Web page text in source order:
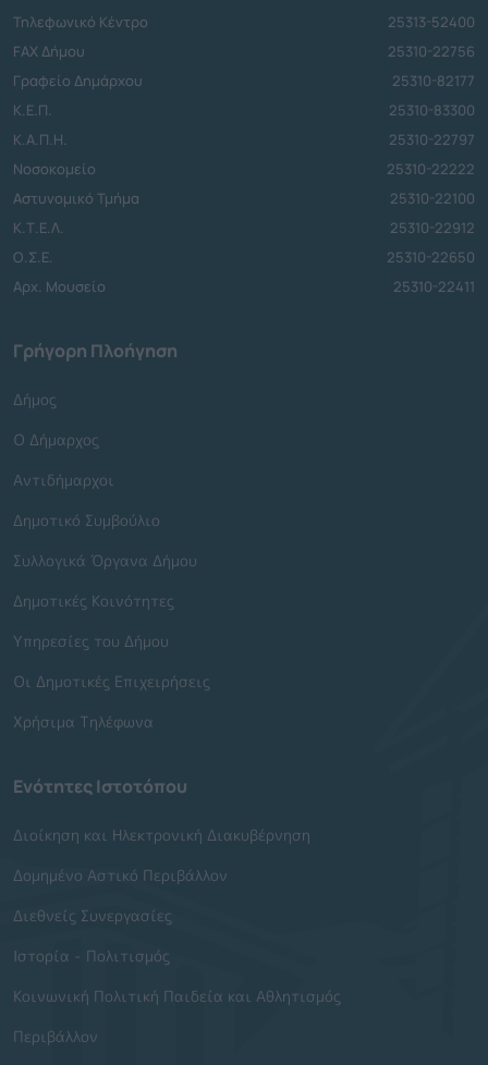
Τηλεφωνικό Κέντρο
25313-52400
FAX Δήμου
25310-22756
Γραφείο Δημάρχου
25310-82177
Κ.Ε.Π.
25310-83300
Κ.Α.Π.Η.
25310-22797
Νοσοκομείο
25310-22222
Αστυνομικό Τμήμα
25310-22100
Κ.Τ.Ε.Λ.
25310-22912
Ο.Σ.Ε.
25310-22650
Αρχ. Μουσείο
25310-22411
Γρήγορη Πλοήγηση
Δήμος
Ο Δήμαρχος
Αντιδήμαρχοι
Δημοτικό Συμβούλιο
Συλλογικά Όργανα Δήμου
Δημοτικές Κοινότητες
Υπηρεσίες του Δήμου
Οι Δημοτικές Επιχειρήσεις
Χρήσιμα Τηλέφωνα
Ενότητες Ιστοτόπου
Διοίκηση και Ηλεκτρονική Διακυβέρνηση
Δομημένο Αστικό Περιβάλλον
Διεθνείς Συνεργασίες
Ιστορία - Πολιτισμός
Κοινωνική Πολιτική Παιδεία και Αθλητισμός
Περιβάλλον